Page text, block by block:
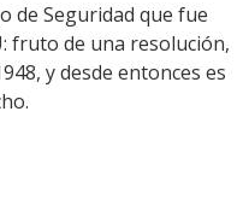
de Seguridad que fue
fruto de una resolución,
y desde entonces es